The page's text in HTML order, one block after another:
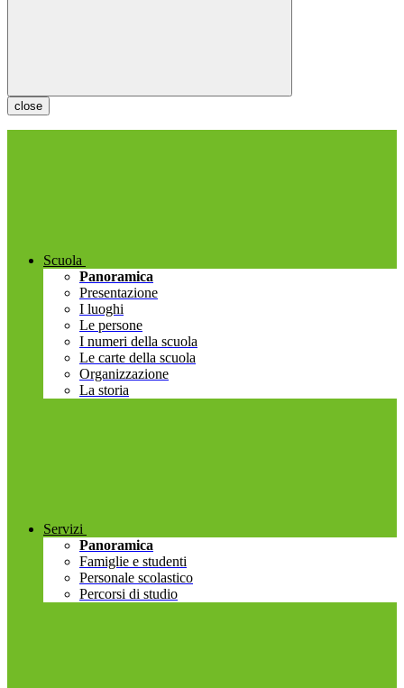
close
Scuola
Panoramica
Presentazione
I luoghi
Le persone
I numeri della scuola
Le carte della scuola
Organizzazione
La storia
Servizi
Panoramica
Famiglie e studenti
Personale scolastico
Percorsi di studio